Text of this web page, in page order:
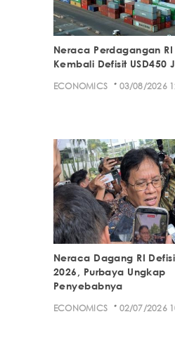
Neraca Perdagangan RI
Kembali Defisit USD450
ECONOMICS · 03/08/2026
Neraca Dagang RI
2026, Purbaya Ungkap
Penyebabnya
ECONOMICS · 02/07/2026